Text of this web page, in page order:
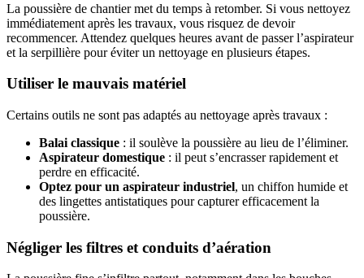
La poussière de chantier met du temps à retomber. Si vous nettoyez
immédiatement après les travaux, vous risquez de devoir
recommencer. Attendez quelques heures avant de passer l’aspirateur
et la serpillière pour éviter un nettoyage en plusieurs étapes.
Utiliser le mauvais matériel
Certains outils ne sont pas adaptés au nettoyage après travaux :
Balai classique : il soulève la poussière au lieu de l’éliminer.
Aspirateur domestique : il peut s’encrasser rapidement et
perdre en efficacité.
Optez pour un aspirateur industriel, un chiffon humide et
des lingettes antistatiques pour capturer efficacement la
poussière.
Négliger les filtres et conduits d’aération